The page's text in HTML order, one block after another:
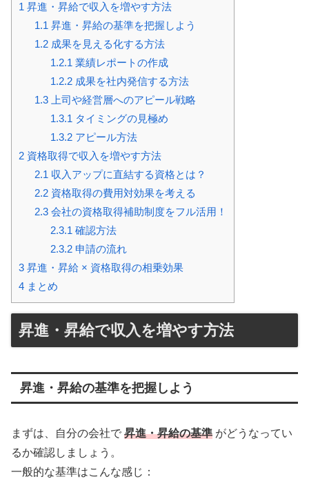
1 昇進・昇給で収入を増やす方法
1.1昇進・昇給の基準を把握しよう
1.2成果を見える化する方法
1.2.1業績レポートの作成
1.2.2成果を社内発信する方法
1.3上司や経営層へのアピール戦略
1.3.1タイミングの見極め
1.3.2アピール方法
2 資格取得で収入を増やす方法
2.1収入アップに直結する資格とは？
2.2資格取得の費用対効果を考える
2.3会社の資格取得補助制度をフル活用！
2.3.1確認方法
2.3.2申請の流れ
3 昇進・昇給 × 資格取得の相乗効果
4 まとめ
昇進・昇給で収入を増やす方法
昇進・昇給の基準を把握しよう
まずは、自分の会社で 昇進・昇給の基準 がどうなってい
るか確認しましょう。
一般的な基準はこんな感じ：